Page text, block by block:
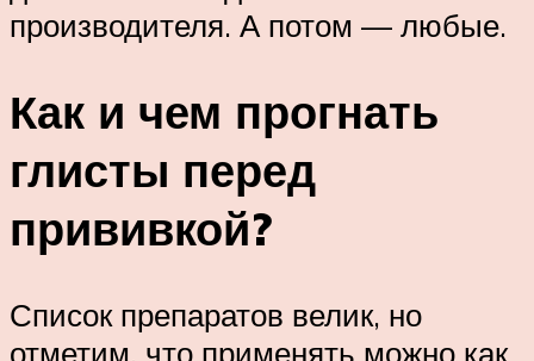
производителя. А потом — любые.
Как и чем прогнать
глисты перед
прививкой?
Список препаратов велик, но
отметим, что применять можно как